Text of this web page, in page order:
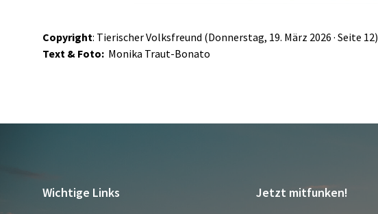
Copyright: Tierischer Volksfreund (Donnerstag, 19. März 2026 · Seite 12)
Text & Foto: Monika Traut-Bonato
Wichtige Links Jetzt mitfunken!